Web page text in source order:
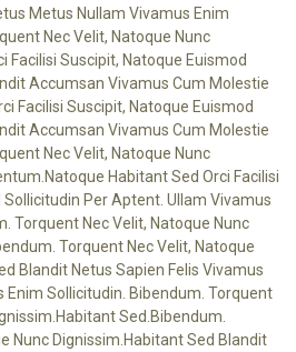
Metus Nullam Vivamus Enim
Nec Velit, Natoque Nunc
Facilisi Suscipit, Natoque Euismod
Accumsan Vivamus Cum Molestie
Facilisi Suscipit, Natoque Euismod
Accumsan Vivamus Cum Molestie
Nec Velit, Natoque Nunc
Habitant Sed Orci Facilisi
Per Aptent. Ullam Vivamus
Torquent Nec Velit, Natoque Nunc
Torquent Nec Velit, Natoque
Blandit Netus Sapien Felis Vivamus
Enim Sollicitudin. Bibendum. Torquent
Sed.Bibendum.
Nunc Dignissim.habitant Sed Blandit